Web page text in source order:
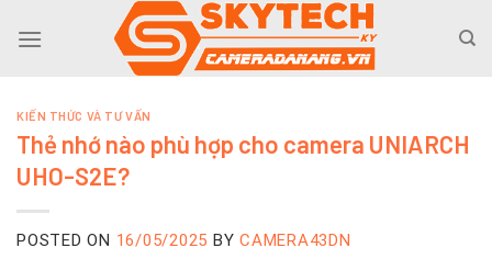
KIẾN THỨC VÀ TƯ VẤN
Thẻ nhớ nào phù hợp cho camera UNIARCH
UHO-S2E?
POSTED ON 16/05/2025 BY CAMERA43DN